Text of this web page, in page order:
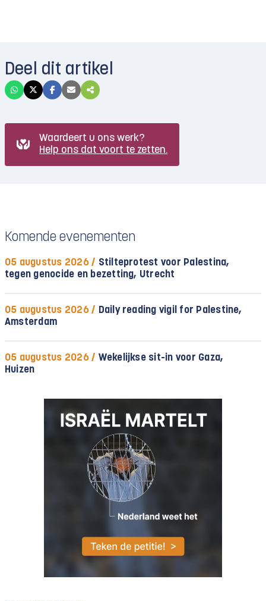
Deel dit artikel
Waardeert u ons werk?
Help ons dat voort te zetten.
Komende evenementen
05 augustus 2026 / Stilteprotest voor Palestina,
tegen genocide en bezetting, Utrecht
05 augustus 2026 / Daily reading vigil for Palestine,
Amsterdam
05 augustus 2026 / Wekelijkse sit-in voor Gaza,
Huizen